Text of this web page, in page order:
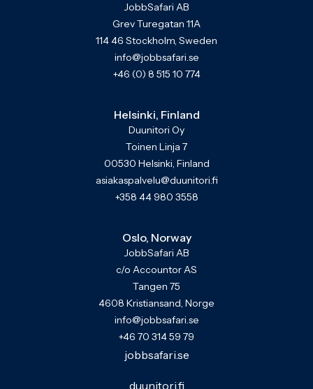
JobbSafari AB
Grev Turegatan 11A
114 46 Stockholm, Sweden
info@jobbsafari.se
+46 (0) 8 515 10 774
Helsinki, Finland
Duunitori Oy
Toinen Linja 7
00530 Helsinki, Finland
asiakaspalvelu@duunitori.fi
+358 44 980 3558
Oslo, Norway
JobbSafari AB
c/o Accountor AS
Tangen 75
4608 Kristiansand, Norge
info@jobbsafari.se
+46 70 314 59 79
jobbsafari.se
duunitori.fi